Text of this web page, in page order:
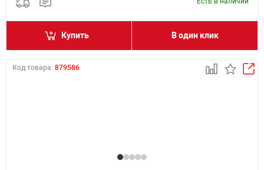
Купить В один клик
Код товара: 879586